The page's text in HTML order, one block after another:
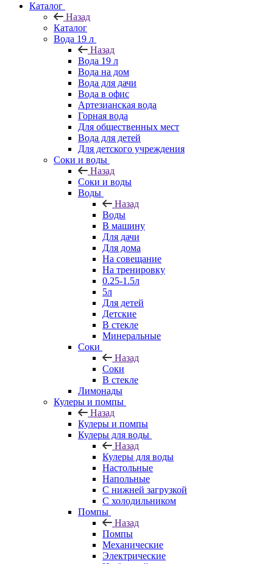
Каталог
Назад
Каталог
Вода 19 л
Назад
Вода 19 л
Вода на дом
Вода для дачи
Вода в офис
Артезианская вода
Горная вода
Для общественных мест
Вода для детей
Для детского учреждения
Соки и воды
Назад
Соки и воды
Воды
Назад
Воды
В машину
Для дачи
Для дома
На совещание
На тренировку
0.25-1.5л
5л
Для детей
Детские
В стекле
Минеральные
Соки
Назад
Соки
В стекле
Лимонады
Кулеры и помпы
Назад
Кулеры и помпы
Кулеры для воды
Назад
Кулеры для воды
Настольные
Напольные
С нижней загрузкой
С холодильником
Помпы
Назад
Помпы
Механические
Электрические